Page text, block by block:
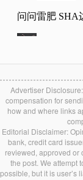
Advertiser
compensation for
how and where links
Editorial Disclaimer:
bank, credit card
reviewed, approved or
the post. We attempt
possible, but it is user’s